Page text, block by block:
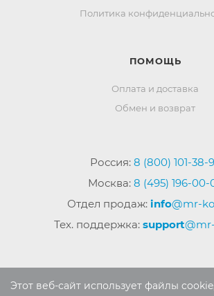
Политика
ПОМОЩЬ
Оплата и доставка
Обмен и возврат
Россия: 8 (800) 101-38-
Москва: 8 (495) 196-00-
Отдел продаж: info@mr-
Тех. поддержка: support
2022-2026 © Интернет магазин
Этот веб-сайт использует файлы